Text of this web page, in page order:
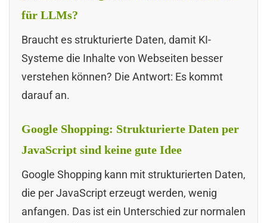
für LLMs?
Braucht es strukturierte Daten, damit KI-
Systeme die Inhalte von Webseiten besser
verstehen können? Die Antwort: Es kommt
darauf an.
Google Shopping: Strukturierte Daten per
JavaScript sind keine gute Idee
Google Shopping kann mit strukturierten Daten,
die per JavaScript erzeugt werden, wenig
anfangen. Das ist ein Unterschied zur normalen